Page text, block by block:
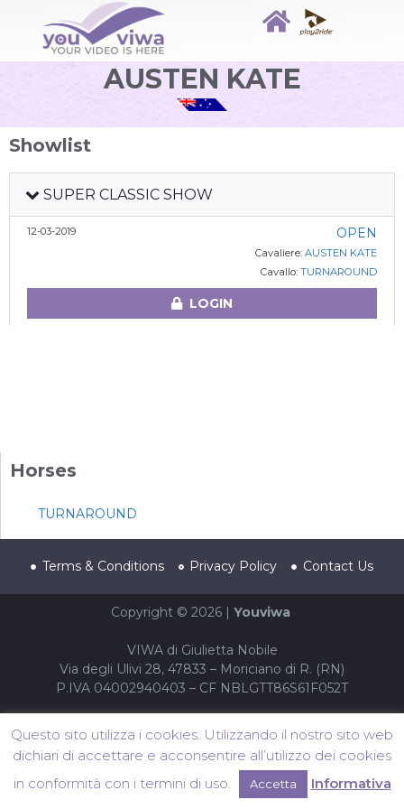
AUSTEN KATE
Showlist
SUPER CLASSIC SHOW
12-03-2019 OPEN
Cavaliere: AUSTEN KATE
Cavallo: TURNAROUND
LOGIN
Horses
TURNAROUND
Terms & Conditions Privacy Policy Contact Us
Copyright © 2026 | Youviwa
VIWA di Giulietta Nobile
Via degli Ulivi 28, 47833 – Moriciano di R. (RN)
P.IVA 04002940403 – CF NBLGTT86S61F052T
Questo sito utilizza i cookies. Utilizzando il nostro sito web
dichiari di accettare e acconsentire all’utilizzo dei cookies
in conformità con i termini di uso.
Accetta Informativa